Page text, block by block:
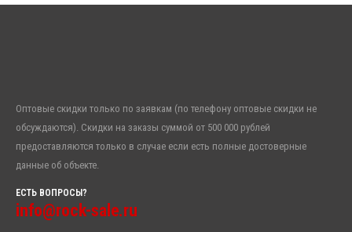
Оптовые скидки только по заявкам (по телефону оптовые скидки не
обсуждаются). Скидки на заказы суммой от 500 000 рублей
предоставляются только в случае если есть полные достоверные
данные об объекте.
ЕСТЬ ВОПРОСЫ?
info@rock-sale.ru